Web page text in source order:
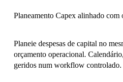
Planeamento Capex alinhado com
Planeie despesas de capital no
orçamento operacional.
geridos num workflow controlado.